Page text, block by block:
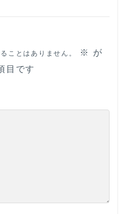
ことはありません。 ※
が
目です